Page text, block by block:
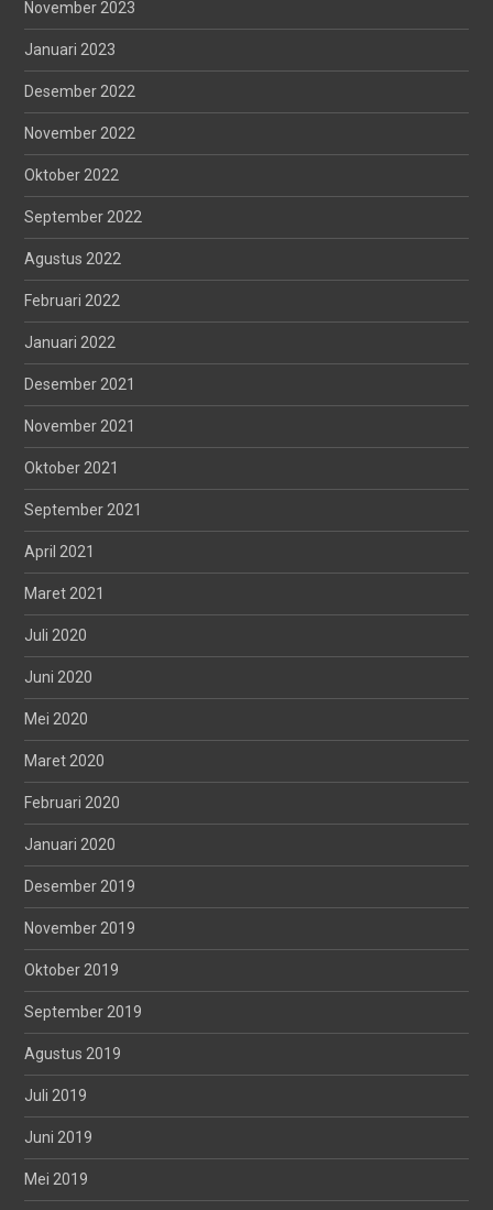
November 2023
Januari 2023
Desember 2022
November 2022
Oktober 2022
September 2022
Agustus 2022
Februari 2022
Januari 2022
Desember 2021
November 2021
Oktober 2021
September 2021
April 2021
Maret 2021
Juli 2020
Juni 2020
Mei 2020
Maret 2020
Februari 2020
Januari 2020
Desember 2019
November 2019
Oktober 2019
September 2019
Agustus 2019
Juli 2019
Juni 2019
Mei 2019